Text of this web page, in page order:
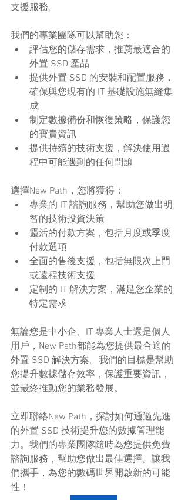
支援服務。
我們的專業團隊可以幫助您：
評估您的儲存需求，推薦最適合的
外置 SSD 產品
提供外置 SSD 的安裝和配置服務，
確保與您現有的 IT 基礎設施無縫集
成
制定數據備份和恢復策略，保護您
的寶貴資訊
提供持續的技術支援，解決使用過
程中可能遇到的任何問題
選擇New Path，您將獲得：
專業的 IT 諮詢服務，幫助您做出明
智的技術投資決策
靈活的付款方案，包括月度或季度
付款選項
全面的售後支援，包括無限次上門
或遠程技術支援
定制的 IT 解決方案，滿足您企業的
特定需求
無論您是中小企、IT 專業人士還是個人
用戶，New Path都能為您提供最合適的
外置 SSD 解決方案。我們的目標是幫助
您提升數據儲存效率，保護重要資訊，
並最終推動您的業務發展。
立即聯絡New Path，探討如何通過先進
的外置 SSD 技術提升您的數據管理能
力。我們的專業團隊隨時為您提供免費
諮詢服務，幫助您做出最佳選擇。讓我
們攜手，為您的數碼世界開啟新的可能
性！